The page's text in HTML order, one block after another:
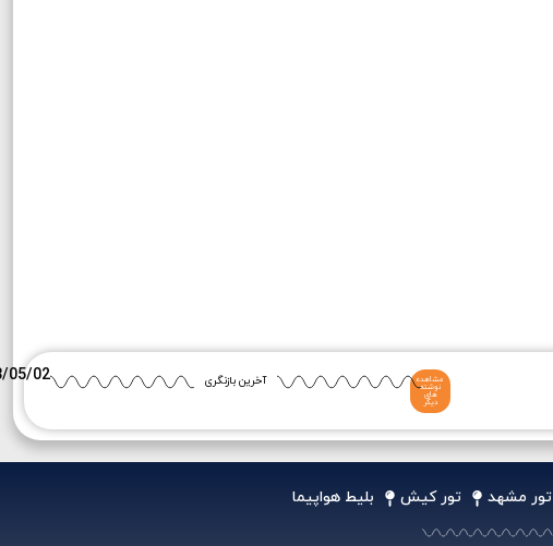
مشاهده
نوشته
های
دیگر
آخرین بازنگری 05/02
تور مشهد تور کیش بلیط هواپیما